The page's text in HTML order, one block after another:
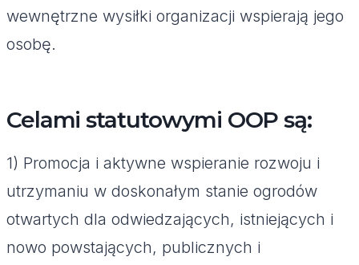
wewnętrzne wysiłki organizacji wspierają jego
osobę.
Celami statutowymi OOP są:
1) Promocja i aktywne wspieranie rozwoju i
utrzymaniu w doskonałym stanie ogrodów
otwartych dla odwiedzających, istniejących i
nowo powstających, publicznych i